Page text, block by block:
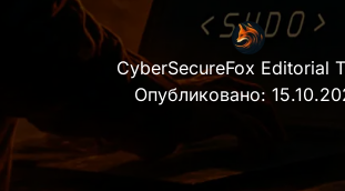
CyberSecureFox Editorial
Опубликовано: